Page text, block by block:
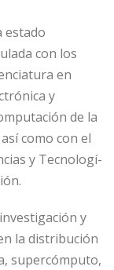
estado
con los
en
y
de la
como con el
y Tecnologí­
y
la distribución
supercómputo,